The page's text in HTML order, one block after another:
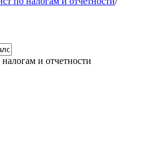
и отчетности